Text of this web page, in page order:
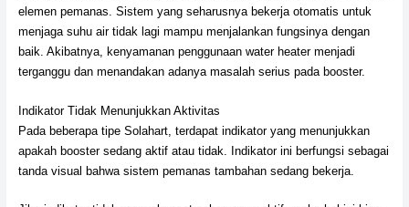
elemen pemanas. Sistem yang seharusnya bekerja otomatis untuk
menjaga suhu air tidak lagi mampu menjalankan fungsinya dengan
baik. Akibatnya, kenyamanan penggunaan water heater menjadi
terganggu dan menandakan adanya masalah serius pada booster.
Indikator Tidak Menunjukkan Aktivitas
Pada beberapa tipe Solahart, terdapat indikator yang menunjukkan
apakah booster sedang aktif atau tidak. Indikator ini berfungsi sebagai
tanda visual bahwa sistem pemanas tambahan sedang bekerja.